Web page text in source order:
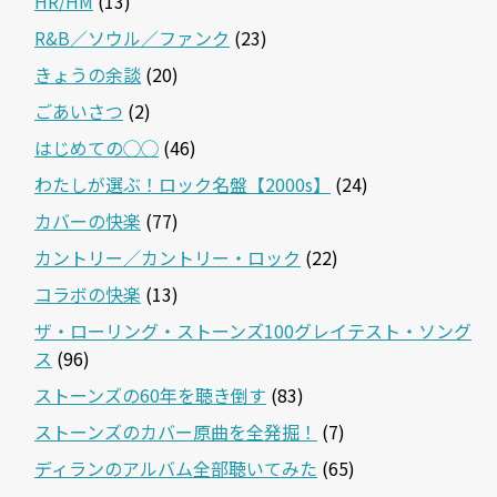
R&B／ソウル／ファンク (23)
きょうの余談 (20)
ごあいさつ (2)
はじめての◯◯ (46)
わたしが選ぶ！ロック名盤【2000s】
(24)
カバーの快楽 (77)
カントリー／カントリー・ロック (22)
コラボの快楽 (13)
ザ・ローリング・ストーンズ100グレイテスト・ソング
ス (96)
ストーンズの60年を聴き倒す (83)
ストーンズのカバー原曲を全発掘！ (7)
ディランのアルバム全部聴いてみた (65)